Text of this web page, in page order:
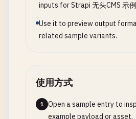
inputs for Strapi 无头CMS 示
Use it to preview output
related sample variants.
使用方式
1
Open a sample entry to
example payload or asset.